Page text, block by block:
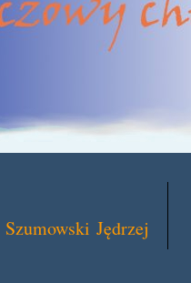
Jędrzej